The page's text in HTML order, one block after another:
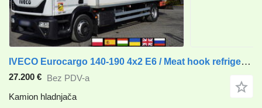
IVECO Eurocargo 140-190 4x2 E6 / Meat hook refrigerator / Dhollandia c
27.200 € Bez PDV-a
Kamion hladnjača